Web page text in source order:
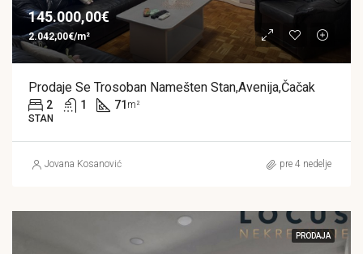
145.000,00€
2.042,00€/m²
Prodaje Se Trosoban Namešten Stan,Avenija,Čačak
2 1 71 m²
STAN
Jovana Kosanović pre 4 nedelje
PRODAJA